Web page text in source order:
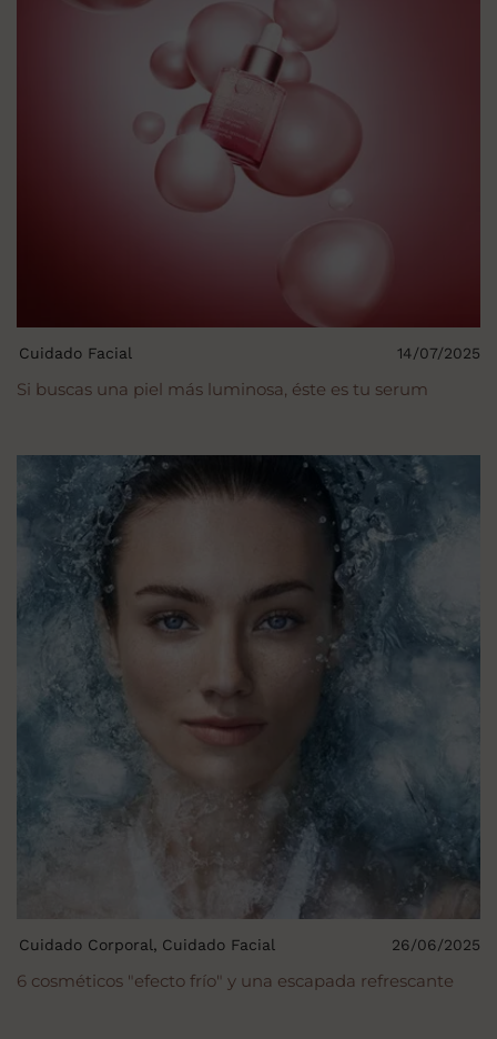
Si buscas una piel más luminosa, éste es tu serum
Cuidado Facial 14/07/2025
6 cosméticos "efecto frío" y una escapada refrescante
Cuidado Corporal Cuidado Facial 26/06/2025